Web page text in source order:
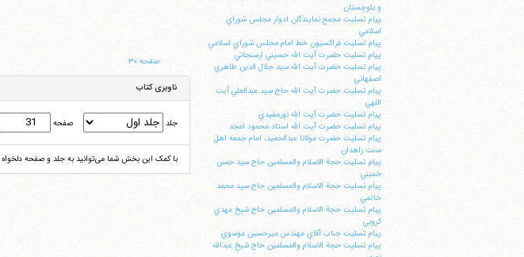
و بلوچستان
پيام تسليت مجمع نمايندگان ادوار مجلس شوراي
اسلامي
پيام تسليت فراكسيون خط امام مجلس شوراي اسلامي
پيام تسليت حضرت آيت الله حسيني ارسنجاني
پيام تسليت حضرت آيت الله سيد جلال الدين طاهري
اصفهاني
پيام تسليت حضرت آيت الله حاج سيد عبدالعلي آيت
اللهي
پيام تسليت حضرت آيت الله نورمفيدي
پيام تسليت حضرت آيت الله استاد محمود امجد
پيام تسليت حضرت مولانا عبدالحميد، امام جمعه اهل
سنت زاهدان
پيام تسليت حجة الاسلام والمسلمين حاج سيد حسن
خميني
پيام تسليت حجة الاسلام والمسلمين حاج سيد محمد
خاتمي
پيام تسليت حجة الاسلام والمسلمين حاج شيخ مهدي
كروبي
پيام تسليت جناب آقاي مهندس ميرحسين موسوي
پيام تسليت حجة الاسلام والمسلمين حاج شيخ عبدالله
صفحه ۳۰
ناوبری کتاب
جلد صفحه
با کمک این بخش شما می‌توانید به جلد و صفحه